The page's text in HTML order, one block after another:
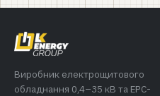
Виробник електрощитового
обладнання 0,4–35 кВ та EPC-